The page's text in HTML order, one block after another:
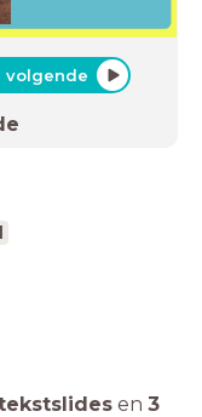
volgende
en 3